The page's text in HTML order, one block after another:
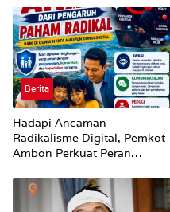
Berita
Hadapi Ancaman
Radikalisme Digital, Pemkot
Ambon Perkuat Peran